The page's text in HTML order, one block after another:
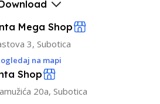
Mega Shop
3, Subotica
na mapi
Shop
20a, Subotica